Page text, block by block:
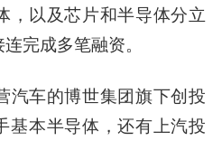
，以及芯片和半导体分立
完成多笔融资。
汽车的博世集团旗下创投
本半导体，还有上汽投